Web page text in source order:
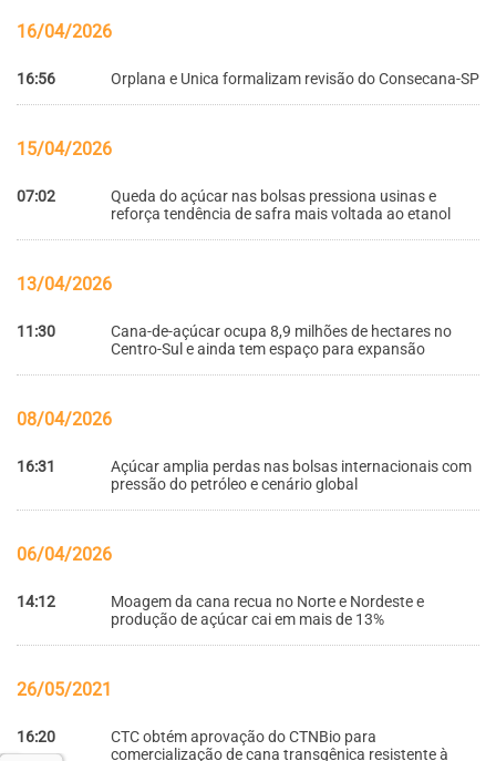
16/04/2026
16:56 Orplana e Unica formalizam revisão do Consecana-SP
15/04/2026
07:02
Queda do açúcar nas bolsas pressiona usinas e
reforça tendência de safra mais voltada ao etanol
13/04/2026
11:30
Cana-de-açúcar ocupa 8,9 milhões de hectares no
Centro-Sul e ainda tem espaço para expansão
08/04/2026
16:31
Açúcar amplia perdas nas bolsas internacionais com
pressão do petróleo e cenário global
06/04/2026
14:12
Moagem da cana recua no Norte e Nordeste e
produção de açúcar cai em mais de 13%
26/05/2021
16:20
CTC obtém aprovação do CTNBio para
comercialização de cana transgênica resistente à